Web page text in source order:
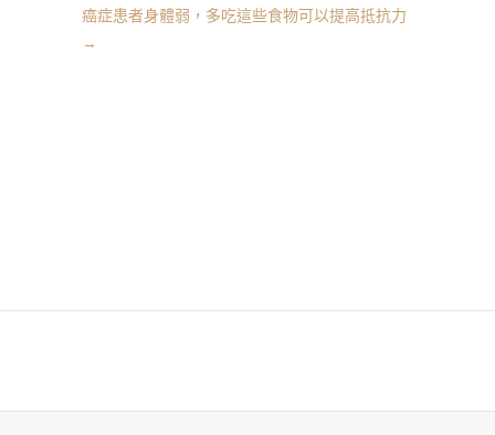
癌症患者身體弱，多吃這些食物可以提高抵抗力
→